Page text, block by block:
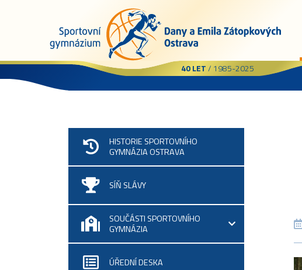
40 LET/ 1985-2025
HISTORIE SPORTOVNÍHO
GYMNÁZIA OSTRAVA
SÍŇ SLÁVY
SOUČÁSTI SPORTOVNÍHO
GYMNÁZIA
ÚŘEDNÍ DESKA